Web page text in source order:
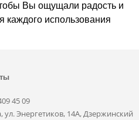
Вы ощущали радость и
каждого использования
45 09
ул. Энергетиков, 14А, Дзержинский